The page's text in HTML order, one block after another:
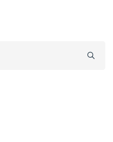
子推離 Google 結果的第
下： 透過強有力的標題、元